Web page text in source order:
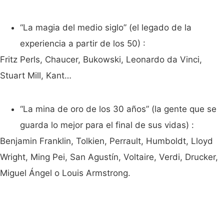
“La magia del medio siglo” (el legado de la
experiencia a partir de los 50) :
Fritz Perls, Chaucer, Bukowski, Leonardo da Vinci,
Stuart Mill, Kant…
“La mina de oro de los 30 años” (la gente que se
guarda lo mejor para el final de sus vidas) :
Benjamin Franklin, Tolkien, Perrault, Humboldt, Lloyd
Wright, Ming Pei, San Agustín, Voltaire, Verdi, Drucker,
Miguel Ángel o Louis Armstrong.